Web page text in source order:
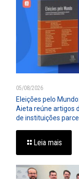
05/08/2026
Eleições pelo
Aieta reúne artigos
de instituições
Leia mais